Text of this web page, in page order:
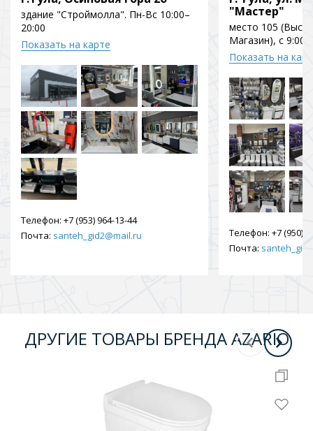
здание "Строймолла". Пн-Вс 10:00–
20:00
Показать на карте
Телефон: +7 (953) 964-13-44
Почта: santeh_gid2@mail.ru
"Мастер"
место 105
Магазин), с 9:00
Показать на
Телефон: +7 (950)
Почта:
ДРУГИЕ ТОВАРЫ БРЕНДА AZARIO